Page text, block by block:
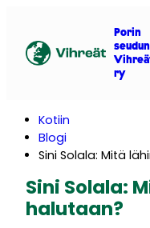
Porin
seudun
ry
Kotiin
Blogi
Sini Solala: Mitä
Sini Solala:
halutaan?